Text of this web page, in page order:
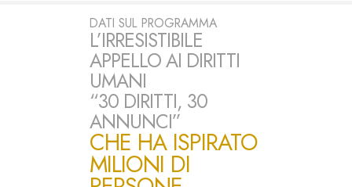
DATI SUL PROGRAMMA
L’IRRESISTIBILE
APPELLO AI DIRITTI
UMANI
“30 DIRITTI, 30
ANNUNCI”
CHE HA ISPIRATO
MILIONI DI